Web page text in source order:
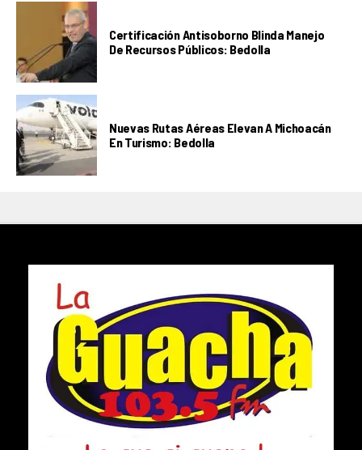
Certificación Antisoborno Blinda Manejo
De Recursos Públicos: Bedolla
Nuevas Rutas Aéreas Elevan A Michoacán
En Turismo: Bedolla